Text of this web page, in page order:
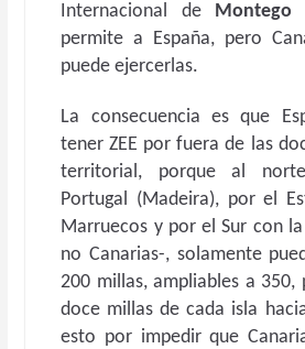
Internacional de Montego
permite a España, pero
puede ejercerlas.
La consecuencia es que
tener ZEE por fuera de las
territorial, porque al
Portugal (Madeira), por el
Marruecos y por el Sur con la
no Canarias-, solamente
200 millas, ampliables a
doce millas de cada isla
esto por impedir que